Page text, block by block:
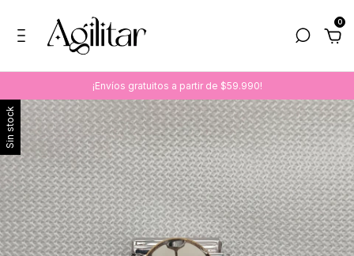
0
¡Envíos gratuitos a partir de $59.990!
Sin stock